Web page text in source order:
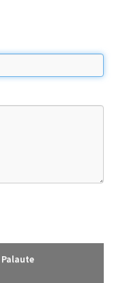
Palaute